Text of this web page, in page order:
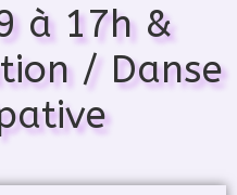
à 17h &
/ Danse